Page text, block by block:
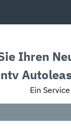
Ihren
ntv
Ein